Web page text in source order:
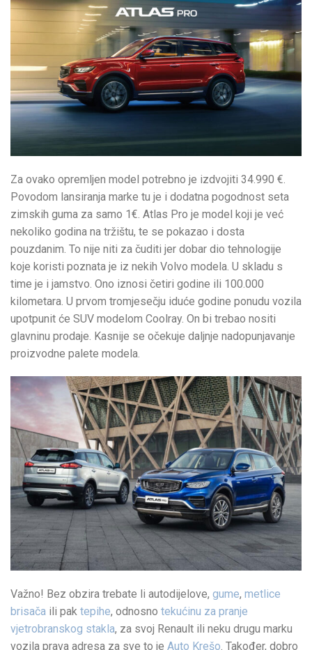
Za ovako opremljen model potrebno je izdvojiti 34.990 €.
Povodom lansiranja marke tu je i dodatna pogodnost seta
zimskih guma za samo 1€. Atlas Pro je model koji je već
nekoliko godina na tržištu, te se pokazao i dosta
pouzdanim. To nije niti za čuditi jer dobar dio tehnologije
koje koristi poznata je iz nekih Volvo modela. U skladu s
time je i jamstvo. Ono iznosi četiri godine ili 100.000
kilometara. U prvom tromjesečju iduće godine ponudu vozila
upotpunit će SUV modelom Coolray. On bi trebao nositi
glavninu prodaje. Kasnije se očekuje daljnje nadopunjavanje
proizvodne palete modela.
Važno! Bez obzira trebate li autodijelove, gume, metlice
brisača ili pak tepihe, odnosno tekućinu za pranje
vjetrobranskog stakla, za svoj Renault ili neku drugu marku
vozila prava adresa za sve to je Auto Krešo. Također, dobro